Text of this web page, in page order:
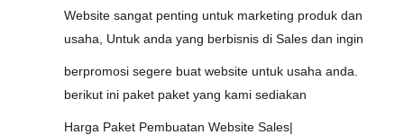
Website sangat penting untuk marketing produk dan
usaha, Untuk anda yang berbisnis di Sales dan ingin
berpromosi segere buat website untuk usaha anda.
berikut ini paket paket yang kami sediakan
Harga Paket Pembuatan Website Sales|